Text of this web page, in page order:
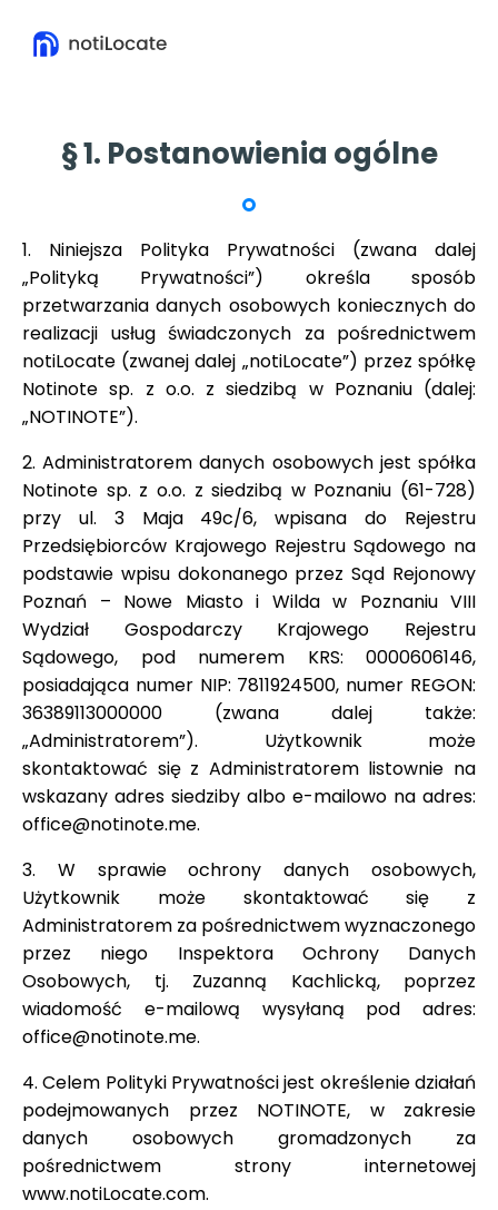
§ 1. Postanowienia ogólne
1. Niniejsza Polityka Prywatności (zwana dalej
„Polityką Prywatności”) określa sposób
przetwarzania danych osobowych koniecznych do
realizacji usług świadczonych za pośrednictwem
notiLocate (zwanej dalej „notiLocate”) przez spółkę
Notinote sp. z o.o. z siedzibą w Poznaniu (dalej:
„NOTINOTE”).
2. Administratorem danych osobowych jest spółka
Notinote sp. z o.o. z siedzibą w Poznaniu (61-728)
przy ul. 3 Maja 49c/6, wpisana do Rejestru
Przedsiębiorców Krajowego Rejestru Sądowego na
podstawie wpisu dokonanego przez Sąd Rejonowy
Poznań – Nowe Miasto i Wilda w Poznaniu VIII
Wydział Gospodarczy Krajowego Rejestru
Sądowego, pod numerem KRS: 0000606146,
posiadająca numer NIP: 7811924500, numer REGON:
36389113000000 (zwana dalej także:
„Administratorem”). Użytkownik może
skontaktować się z Administratorem listownie na
wskazany adres siedziby albo e-mailowo na adres:
office@notinote.me.
3. W sprawie ochrony danych osobowych,
Użytkownik może skontaktować się z
Administratorem za pośrednictwem wyznaczonego
przez niego Inspektora Ochrony Danych
Osobowych, tj. Zuzanną Kachlicką, poprzez
wiadomość e-mailową wysyłaną pod adres:
office@notinote.me.
4. Celem Polityki Prywatności jest określenie działań
podejmowanych przez NOTINOTE, w zakresie
danych osobowych gromadzonych za
pośrednictwem strony internetowej
www.notiLocate.com.